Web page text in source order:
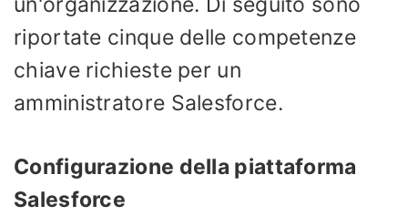
riportate cinque delle competenze
chiave richieste per un
amministratore Salesforce.
Configurazione della piattaforma
Salesforce